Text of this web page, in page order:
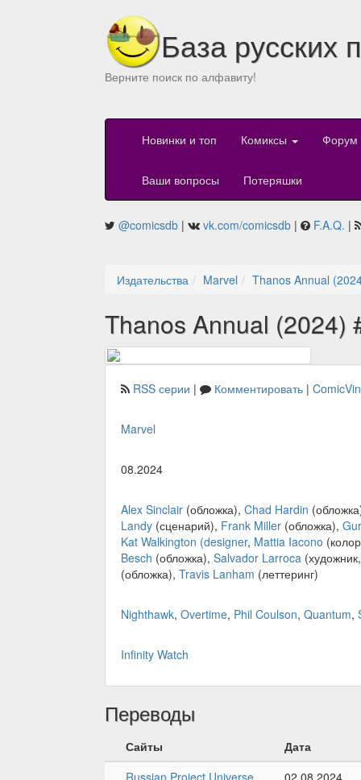
База русских
Верните поиск по алфавиту!
Новинки и топ Комиксы Форум
Ваши вопросы Потеряшки
@comicsdb | vk.com/comicsdb | F.A.Q. |
Издательства Marvel Thanos Annual
Thanos Annual (2024)
RSS серии | Комментировать |
Marvel
08.2024
Alex Sinclair (обложка), Chad Hardin
Landy (сценарий), Frank Miller (обложка),
Kat Walkington (designer, Mattia Iacono
Besch (обложка), Salvador Larroca
(обложка), Travis Lanham (леттеринг)
Nighthawk, Overtime, Phil Coulson, Quantum,
Infinity Watch
Переводы
Сайты
Дата
Russian Project Universe
02.08.2024